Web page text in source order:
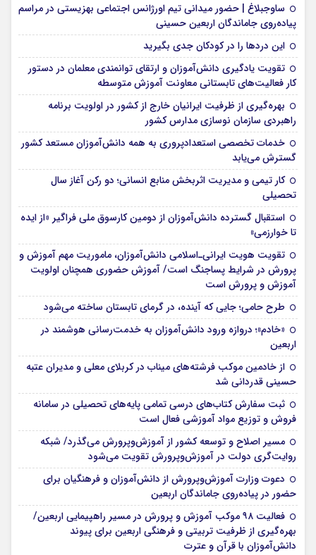
ساوجبلاغ | حضور میدانی تیم اورژانس اجتماعی بهزیستی در مراسم
پیاده‌روی جاماندگان اربعین حسینی
این درد‌ها را در کودکان جدی بگیرید
تقویت یادگیری دانش‌آموزان و ارتقای توانمندی معلمان در دستور
کار فعالیت‌های تابستانی معاونت آموزش متوسطه
بهره‌گیری از ظرفیت ایرانیان خارج از کشور در اولویت برنامه
راهبردی سازمان نوسازی مدارس کشور
خدمات تخصصی استعدادپروری به همه دانش‌آموزان مستعد کشور
گسترش می‌یابد
کار تیمی و مدیریت اثربخش منابع انسانی؛ دو رکن آغاز سال
تحصیلی
استقبال گسترده دانش‌آموزان از دومین کارسوق ملی فراگیر «از ایده
تا خوارزمی»
تقویت هویت ایرانی‌ـ‌اسلامی دانش‌آموزان، ماموریت مهم آموزش و
پرورش در شرایط پساجنگ است/ آموزش حضوری همچنان اولویت
آموزش و پرورش است
طرح حامی؛ جایی که آینده، در گرمای تابستان ساخته می‌شود
«خادم»؛ دروازه ورود دانش‌آموزان به خدمت‌رسانی هوشمند در
اربعین
از خادمین موکب فرشته‌های میناب در کربلای معلی و مدیران عتبه
حسینی قدردانی شد
ثبت سفارش کتاب‌های درسی تمامی پایه‌های تحصیلی در سامانه
فروش و توزیع مواد آموزشی فعال است
مسیر اصلاح و توسعه کشور از آموزش‌وپرورش می‌گذرد/ شبکه
روایت‌‌گری دولت در آموزش‌وپرورش تقویت می‌شود
دعوت وزارت آموزش‌وپرورش از دانش‌آموزان و فرهنگیان برای
حضور در پیاده‌روی جاماندگان اربعین
فعالیت ۹۸ موکب آموزش و پرورش در مسیر راهپیمایی اربعین/
بهره‌گیری از ظرفیت تربیتی و فرهنگی اربعین برای پیوند
دانش‌آموزان با قرآن و عترت